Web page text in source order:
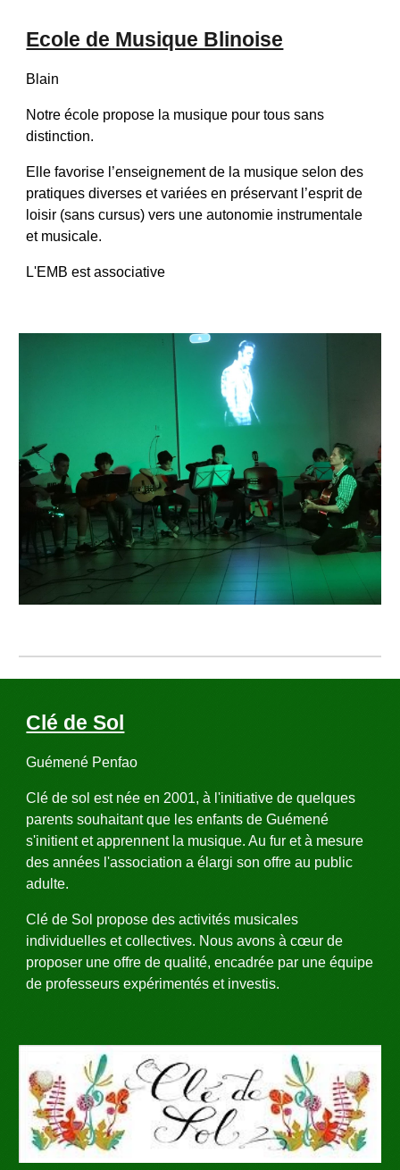
Ecole de Musique Blinoise
Blain
Notre école propose la musique pour tous sans
distinction.
Elle favorise l’enseignement de la musique selon des
pratiques diverses et variées en préservant l’esprit de
loisir (sans cursus) vers une autonomie instrumentale
et musicale.
L'EMB est associative
Clé de Sol
Guémené Penfao
Clé de sol est née en 2001, à l'initiative de quelques
parents souhaitant que les enfants de Guémené
s'initient et apprennent la musique. Au fur et à mesure
des années l'association a élargi son offre au public
adulte.
Clé de Sol propose des activités musicales
individuelles et collectives. Nous avons à cœur de
proposer une offre de qualité, encadrée par une équipe
de professeurs expérimentés et investis.